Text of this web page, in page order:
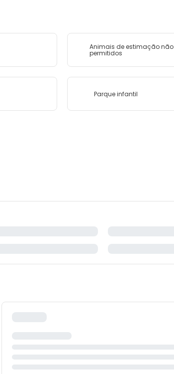
Animais de estimação não
permitidos
Parque infantil